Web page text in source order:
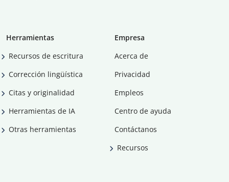
Herramientas
Recursos de escritura
Corrección lingüística
Citas y originalidad
Herramientas de IA
Otras herramientas
Empresa
Acerca de
Privacidad
Empleos
Centro de ayuda
Contáctanos
Recursos